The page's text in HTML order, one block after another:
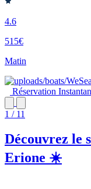
4.6
515€
Matin
Réservation
1 / 11
Découvrez le
Erione ☀️